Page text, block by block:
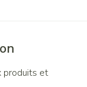
produits et